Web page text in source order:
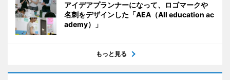
アイデアプランナーになって、ロゴマークや
名刺をデザインした「AEA（All education ac
ademy）」
もっと見る